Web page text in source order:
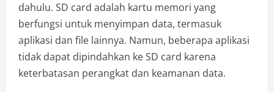
dahulu. SD card adalah kartu memori yang
berfungsi untuk menyimpan data, termasuk
aplikasi dan file lainnya. Namun, beberapa aplikasi
tidak dapat dipindahkan ke SD card karena
keterbatasan perangkat dan keamanan data.